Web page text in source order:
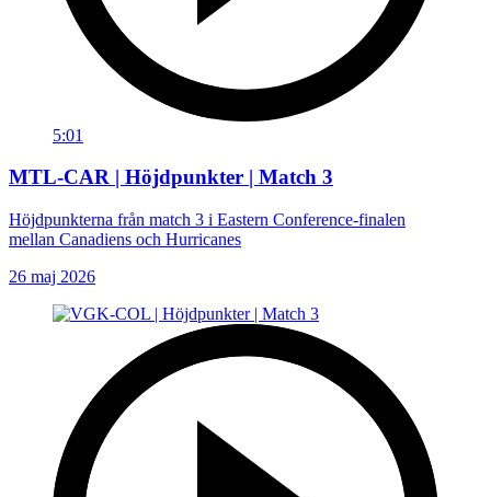
5:01
MTL-CAR | Höjdpunkter | Match 3
Höjdpunkterna från match 3 i Eastern Conference-finalen
mellan Canadiens och Hurricanes
26 maj 2026